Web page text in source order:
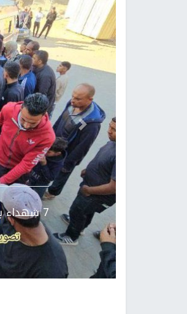
7 شهداء
Previous